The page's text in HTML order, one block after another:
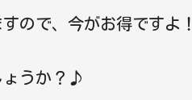
ので、今がお得ですよ
ょうか？♪